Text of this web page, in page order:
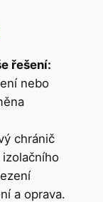
řešení:
nebo
chránič
a oprava.